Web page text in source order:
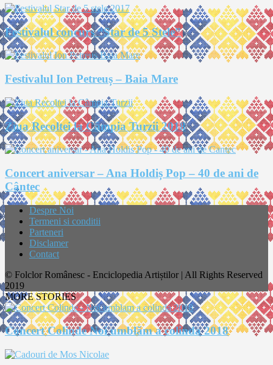
Festivalul concurs “Star de 5 Stele”
Festivalul Ion Petreuș – Baia Mare
Ziua Recoltei la Câmpia Turzii 2018
Concert aniversar – Ana Holdiș Pop – 40 de ani de
Cântec
Despre Noi
Termeni si conditii
Parteneri
Disclamer
Contact
© Folclor Românesc - Enciclopedia Artiștilor | All Rights Reserved
2019
MORE STORIES
Concert Colinde Noi umblăm a colinda 2018